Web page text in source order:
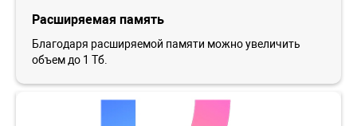
Расширяемая память
Благодаря расширяемой памяти можно увеличить
объем до 1 Тб.